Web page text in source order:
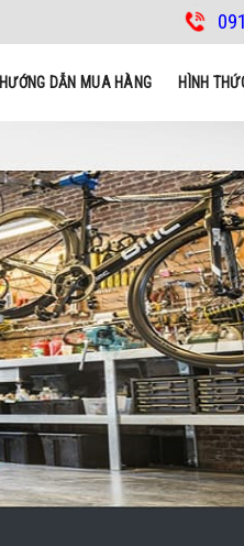
HƯỚNG DẪN MUA HÀNG HÌNH